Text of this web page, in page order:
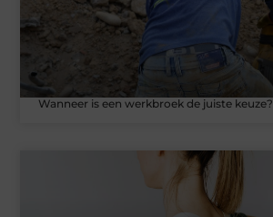
Wanneer is een werkbroek de juiste keuze?